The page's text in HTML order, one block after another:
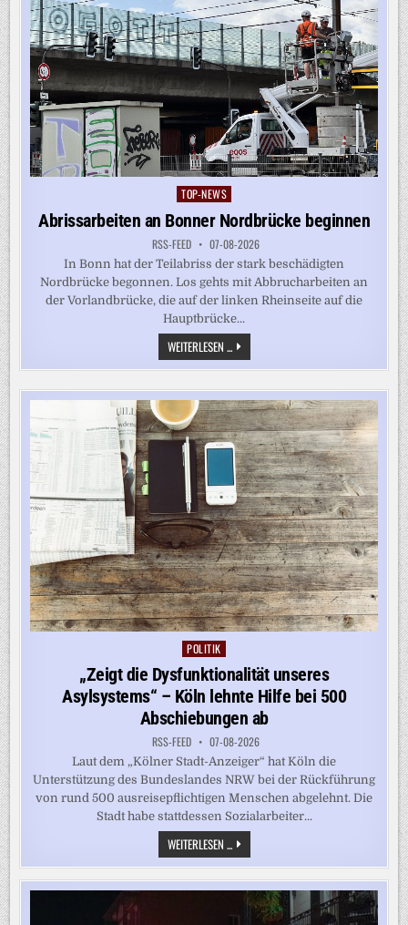
Posted
TOP-NEWS
Abrissarbeiten an Bonner Nordbrücke beginnen
RSS-FEED 07-08-2026
In Bonn hat der Teilabriss der stark beschädigten
Nordbrücke begonnen. Los gehts mit Abbrucharbeiten an
der Vorlandbrücke, die auf der linken Rheinseite auf die
Hauptbrücke...
WEITERLESEN ... ABRISSARBEITEN
AN
BONNER
BEGINNEN
Posted
in
POLITIK
„Zeigt die Dysfunktionalität unseres
Asylsystems“ – Köln lehnte Hilfe bei 500
Abschiebungen ab
RSS-FEED 07-08-2026
Laut dem „Kölner Stadt-Anzeiger“ hat Köln die
Unterstützung des Bundeslandes NRW bei der Rückführung
von rund 500 ausreisepflichtigen Menschen abgelehnt. Die
Stadt habe stattdessen Sozialarbeiter...
WEITERLESEN ...„ZEIGT
DIE
DYSFUNKTIONALITÄT
UNSERES
ASYLSYSTEMS“
KÖLN